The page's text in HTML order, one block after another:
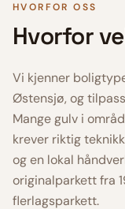
HVORFOR OSS
Hvorfor
Vi kjenner
Østensjø, og
Mange gulv i
krever riktig
og en lokal
originalparkett fra
flerlagsparkett.